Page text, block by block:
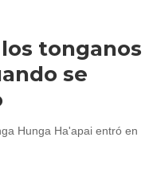
tonganos
se
Hunga Ha'apai entró en